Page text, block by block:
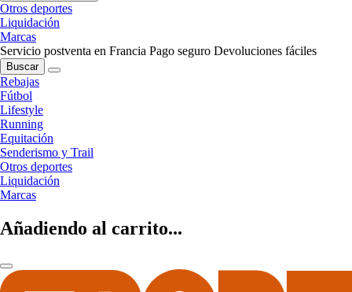
Otros deportes
Liquidación
Marcas
Servicio postventa en Francia Pago seguro Devoluciones fáciles
Buscar
Rebajas
Fútbol
Lifestyle
Running
Equitación
Senderismo y Trail
Otros deportes
Liquidación
Marcas
Añadiendo al carrito...